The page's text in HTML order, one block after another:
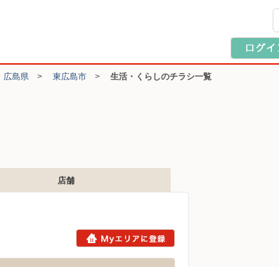
広島県 > 東広島市 > 生活・くらしのチラシ一覧
店舗